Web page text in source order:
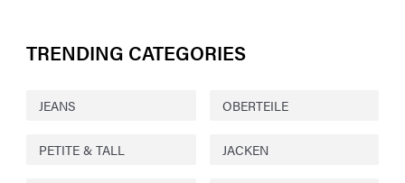
TRENDING CATEGORIES
JEANS OBERTEILE
PETITE & TALL JACKEN